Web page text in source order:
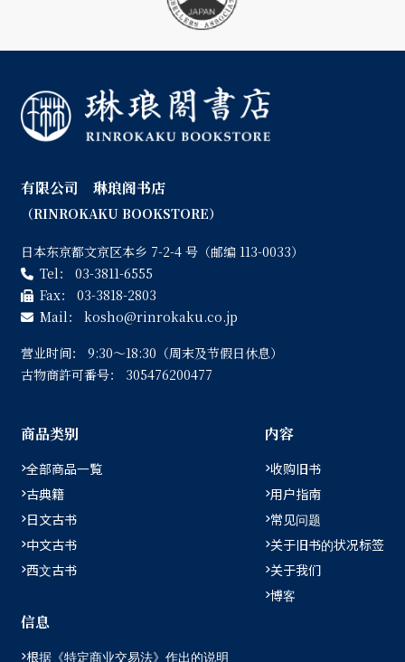
有限公司 琳琅阁书店
（RINROKAKU BOOKSTORE）
日本东京都文京区本乡 7-2-4 号（邮编 113-0033）
Tel：
03-3811-6555
Fax：
03-3818-2803
Mail：
kosho
rinrokaku.co.jp
营业时间：
9:30〜18:30（周末及节假日休息）
古物商許可番号：
305476200477
商品类别
全部商品一覧
古典籍
日文古书
中文古书
西文古书
内容
收购旧书
用户指南
常见问题
关于旧书的状况标签
关于我们
博客
信息
根据《特定商业交易法》作出的说明